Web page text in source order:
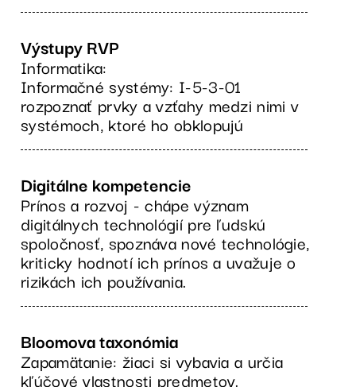
Výstupy RVP
Informatika:
Informačné systémy: I-5-3-01
rozpoznať prvky a vzťahy medzi nimi v
systémoch, ktoré ho obklopujú
Digitálne kompetencie
Prínos a rozvoj - chápe význam
digitálnych technológií pre ľudskú
spoločnosť, spoznáva nové technológie,
kriticky hodnotí ich prínos a uvažuje o
rizikách ich používania.
Bloomova taxonómia
Zapamätanie: žiaci si vybavia a určia
kľúčové vlastnosti predmetov.